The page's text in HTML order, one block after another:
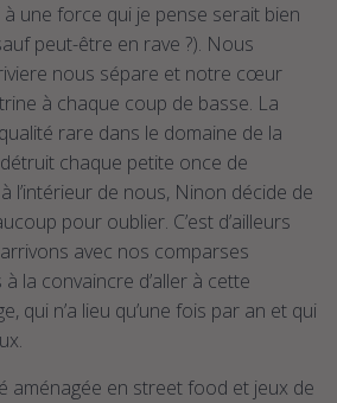
une force qui je pense serait bien
peut-être en rave ?). Nous
nous sépare et notre cœur
à chaque coup de basse. La
rare dans le domaine de la
chaque petite once de
l’intérieur de nous, Ninon décide de
pour oublier. C’est d’ailleurs
avec nos comparses
la convaincre d’aller à cette
qui n’a lieu qu’une fois par an et qui
aménagée en street food et jeux de